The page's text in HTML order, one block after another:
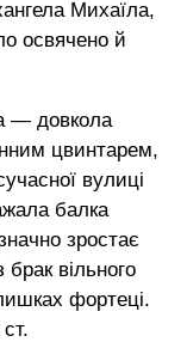
Михаїла,
освячено й
— довкола
цвинтарем,
вулиці
балка
зростає
вільного
фортеці.